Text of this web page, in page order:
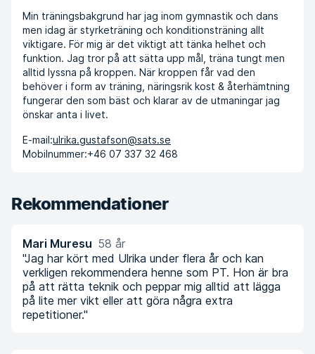
Min träningsbakgrund har jag inom gymnastik och dans
men idag är styrketräning och konditionsträning allt
viktigare. För mig är det viktigt att tänka helhet och
funktion. Jag tror på att sätta upp mål, träna tungt men
alltid lyssna på kroppen. När kroppen får vad den
behöver i form av träning, näringsrik kost & återhämtning
fungerar den som bäst och klarar av de utmaningar jag
önskar anta i livet.
E-mail:ulrika.gustafson@sats.se
Mobilnummer:+46 07 337 32 468
Rekommendationer
Mari Muresu 58 år
"Jag har kört med Ulrika under flera år och kan
verkligen rekommendera henne som PT. Hon är bra
på att rätta teknik och peppar mig alltid att lägga
på lite mer vikt eller att göra några extra
repetitioner."